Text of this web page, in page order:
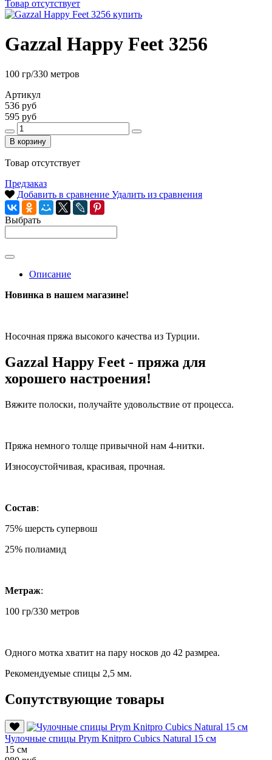
Товар отсутствует
Gazzal Happy Feet 3256
100 гр/330 метров
Артикул
536 руб
595 руб
В корзину
Товар отсутствует
Предзаказ
Добавить в сравнение Удалить из сравнения
Выбрать
Описание
Новинка в нашем магазине!
Носочная пряжа высокого качества из Турции.
Gazzal Happy Feet - пряжа для
хорошего настроения!
Вяжите полоски, получайте удовольствие от процесса.
Пряжа немного толще привычной нам 4-нитки.
Износоустойчивая, красивая, прочная.
Состав:
75% шерсть супервош
25% полиамид
Метраж:
100 гр/330 метров
Одного мотка хватит на пару носков до 42 размреа.
Рекомендуемые спицы 2,5 мм.
Сопутствующие товары
Чулочные спицы Prym Knitpro Cubics Natural 15 см
15 см